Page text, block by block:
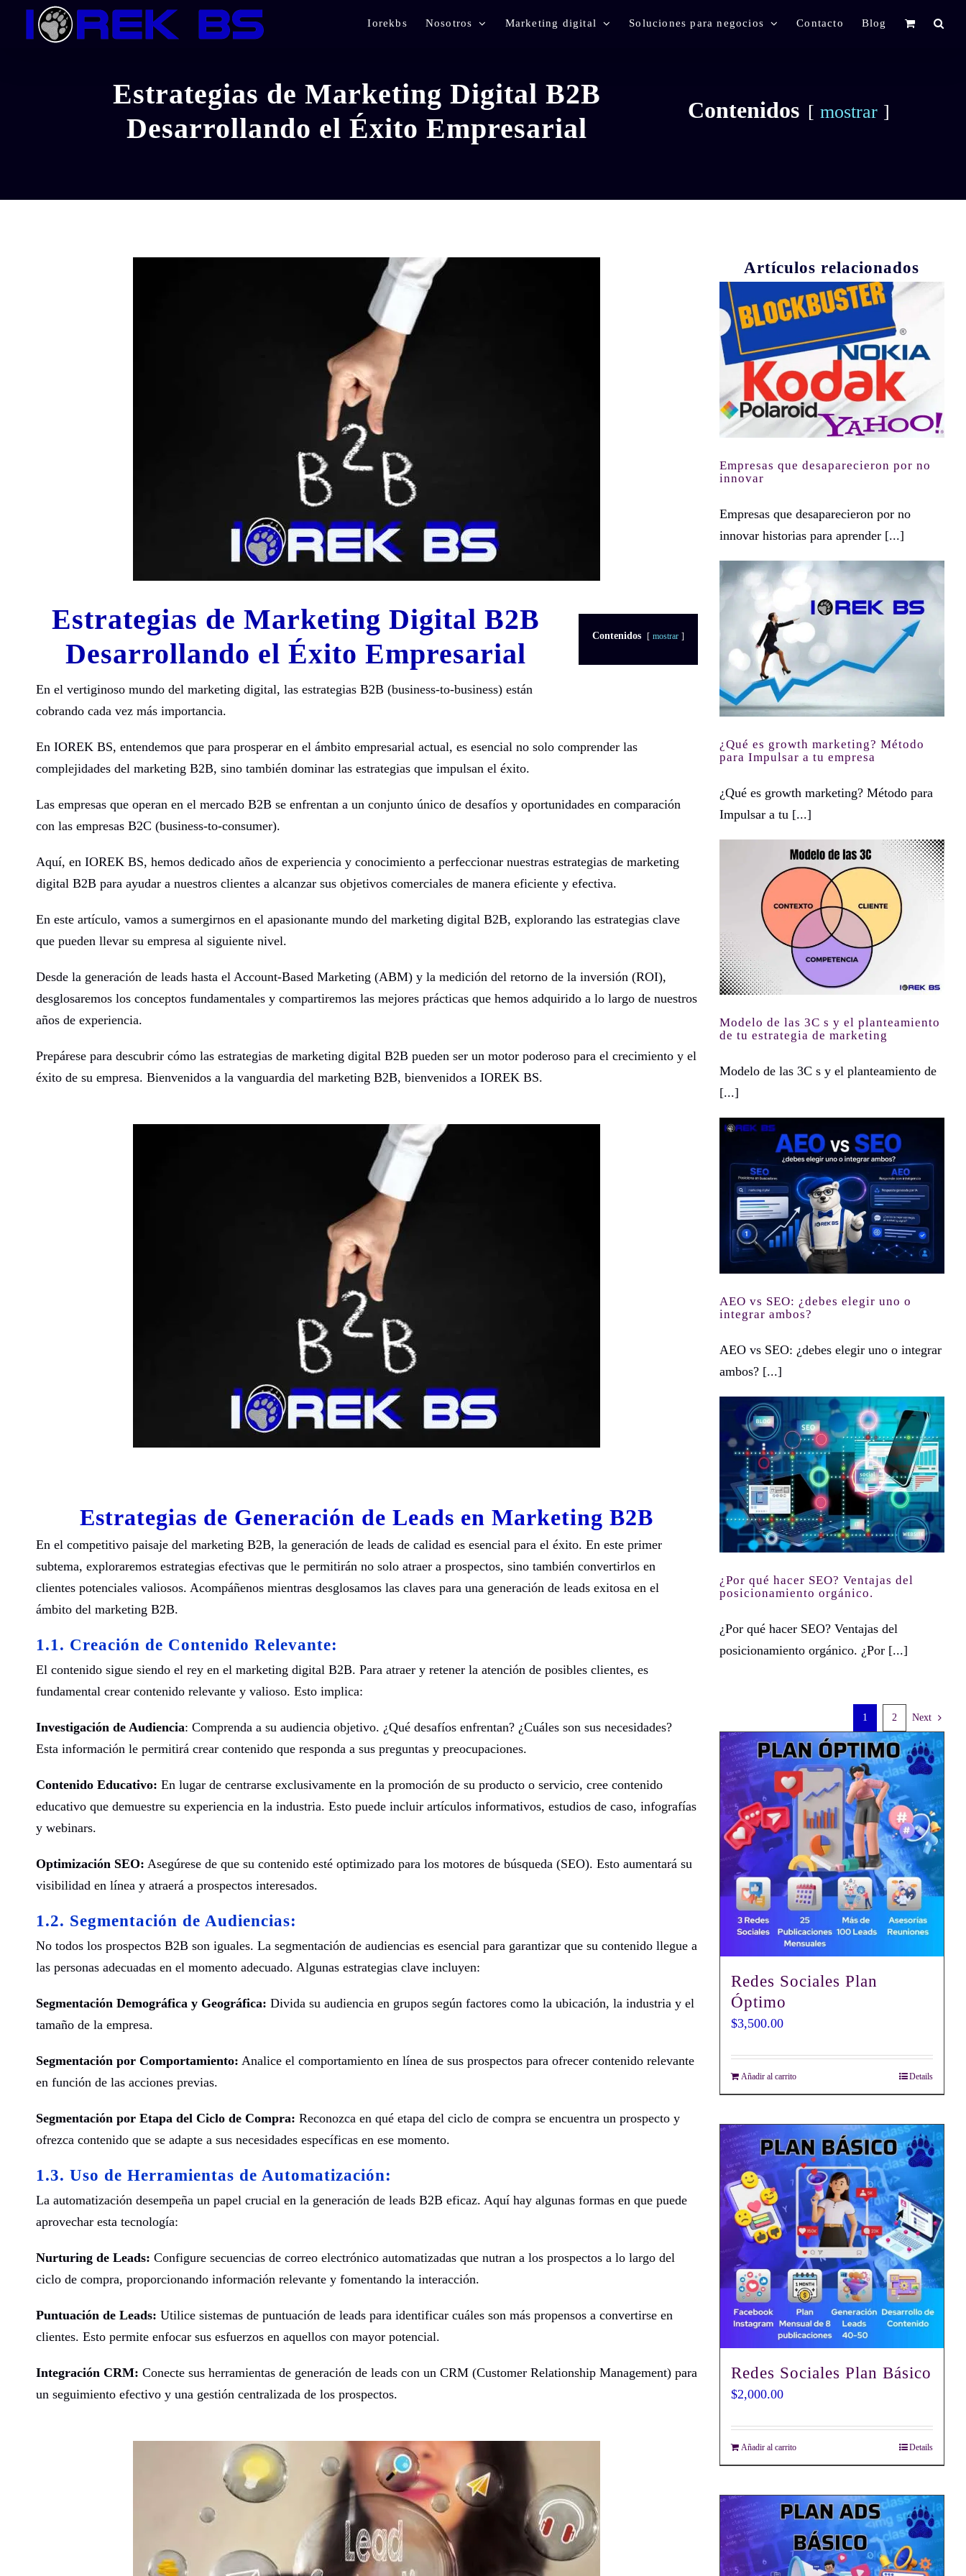
Iorekbs Nosotros Marketing digital Soluciones para negocios Contacto Blog
Contenidos mostrar
Estrategias de Marketing Digital B2B
Desarrollando el Éxito Empresarial
Contenidos mostrar
Estrategias de Marketing Digital B2B
Desarrollando el Éxito Empresarial
En el vertiginoso mundo del marketing digital, las estrategias B2B (business-to-business) están
cobrando cada vez más importancia.
En IOREK BS, entendemos que para prosperar en el ámbito empresarial actual, es esencial no solo comprender las
complejidades del marketing B2B, sino también dominar las estrategias que impulsan el éxito.
Las empresas que operan en el mercado B2B se enfrentan a un conjunto único de desafíos y oportunidades en comparación
con las empresas B2C (business-to-consumer).
Aquí, en IOREK BS, hemos dedicado años de experiencia y conocimiento a perfeccionar nuestras estrategias de marketing
digital B2B para ayudar a nuestros clientes a alcanzar sus objetivos comerciales de manera eficiente y efectiva.
En este artículo, vamos a sumergirnos en el apasionante mundo del marketing digital B2B, explorando las estrategias clave
que pueden llevar su empresa al siguiente nivel.
Desde la generación de leads hasta el Account-Based Marketing (ABM) y la medición del retorno de la inversión (ROI),
desglosaremos los conceptos fundamentales y compartiremos las mejores prácticas que hemos adquirido a lo largo de nuestros
años de experiencia.
Prepárese para descubrir cómo las estrategias de marketing digital B2B pueden ser un motor poderoso para el crecimiento y el
éxito de su empresa. Bienvenidos a la vanguardia del marketing B2B, bienvenidos a IOREK BS.
Estrategias de Generación de Leads en Marketing B2B
En el competitivo paisaje del marketing B2B, la generación de leads de calidad es esencial para el éxito. En este primer
subtema, exploraremos estrategias efectivas que le permitirán no solo atraer a prospectos, sino también convertirlos en
clientes potenciales valiosos. Acompáñenos mientras desglosamos las claves para una generación de leads exitosa en el
ámbito del marketing B2B.
1.1. Creación de Contenido Relevante:
El contenido sigue siendo el rey en el marketing digital B2B. Para atraer y retener la atención de posibles clientes, es
fundamental crear contenido relevante y valioso. Esto implica:
Investigación de Audiencia: Comprenda a su audiencia objetivo. ¿Qué desafíos enfrentan? ¿Cuáles son sus necesidades?
Esta información le permitirá crear contenido que responda a sus preguntas y preocupaciones.
Contenido Educativo: En lugar de centrarse exclusivamente en la promoción de su producto o servicio, cree contenido
educativo que demuestre su experiencia en la industria. Esto puede incluir artículos informativos, estudios de caso, infografías
y webinars.
Optimización SEO: Asegúrese de que su contenido esté optimizado para los motores de búsqueda (SEO). Esto aumentará su
visibilidad en línea y atraerá a prospectos interesados.
1.2. Segmentación de Audiencias:
No todos los prospectos B2B son iguales. La segmentación de audiencias es esencial para garantizar que su contenido llegue a
las personas adecuadas en el momento adecuado. Algunas estrategias clave incluyen:
Segmentación Demográfica y Geográfica: Divida su audiencia en grupos según factores como la ubicación, la industria y el
tamaño de la empresa.
Segmentación por Comportamiento: Analice el comportamiento en línea de sus prospectos para ofrecer contenido relevante
en función de las acciones previas.
Segmentación por Etapa del Ciclo de Compra: Reconozca en qué etapa del ciclo de compra se encuentra un prospecto y
ofrezca contenido que se adapte a sus necesidades específicas en ese momento.
1.3. Uso de Herramientas de Automatización:
La automatización desempeña un papel crucial en la generación de leads B2B eficaz. Aquí hay algunas formas en que puede
aprovechar esta tecnología:
Nurturing de Leads: Configure secuencias de correo electrónico automatizadas que nutran a los prospectos a lo largo del
ciclo de compra, proporcionando información relevante y fomentando la interacción.
Puntuación de Leads: Utilice sistemas de puntuación de leads para identificar cuáles son más propensos a convertirse en
clientes. Esto permite enfocar sus esfuerzos en aquellos con mayor potencial.
Integración CRM: Conecte sus herramientas de generación de leads con un CRM (Customer Relationship Management) para
un seguimiento efectivo y una gestión centralizada de los prospectos.
Artículos relacionados
Empresas que desaparecieron por no
innovar
Empresas que desaparecieron por no
innovar historias para aprender [...]
¿Qué es growth marketing? Método
para Impulsar a tu empresa
¿Qué es growth marketing? Método para
Impulsar a tu [...]
Modelo de las 3C s y el planteamiento
de tu estrategia de marketing
Modelo de las 3C s y el planteamiento de
[...]
AEO vs SEO: ¿debes elegir uno o
integrar ambos?
AEO vs SEO: ¿debes elegir uno o integrar
ambos? [...]
¿Por qué hacer SEO? Ventajas del
posicionamiento orgánico.
¿Por qué hacer SEO? Ventajas del
posicionamiento orgánico. ¿Por [...]
1 2 Next
Redes Sociales Plan
Óptimo
$3,500.00
Añadir al carrito Details
Redes Sociales Plan Básico
$2,000.00
Añadir al carrito Details